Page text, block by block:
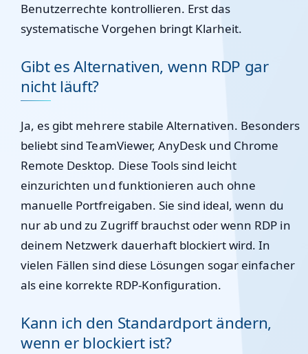
Benutzerrechte kontrollieren. Erst das
systematische Vorgehen bringt Klarheit.
Gibt es Alternativen, wenn RDP gar
nicht läuft?
Ja, es gibt mehrere stabile Alternativen. Besonders
beliebt sind TeamViewer, AnyDesk und Chrome
Remote Desktop. Diese Tools sind leicht
einzurichten und funktionieren auch ohne
manuelle Portfreigaben. Sie sind ideal, wenn du
nur ab und zu Zugriff brauchst oder wenn RDP in
deinem Netzwerk dauerhaft blockiert wird. In
vielen Fällen sind diese Lösungen sogar einfacher
als eine korrekte RDP-Konfiguration.
Kann ich den Standardport ändern,
wenn er blockiert ist?